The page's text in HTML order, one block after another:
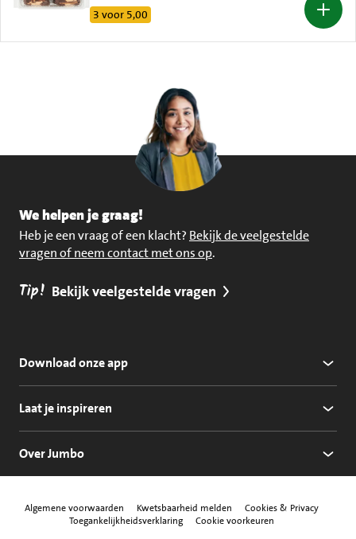
3 voor 5,00
We helpen je graag!
Heb je een vraag of een klacht? Bekijk de veelgestelde
vragen of neem contact met ons op.
Tip! Bekijk veelgestelde vragen
Download onze app
Laat je inspireren
Over Jumbo
Algemene voorwaarden Kwetsbaarheid melden
Cookies & Privacy
Toegankelijkheidsverklaring
Cookie voorkeuren